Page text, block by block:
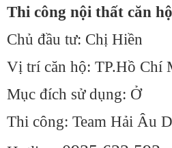
Thi công nội thất căn hộ
Chủ đầu tư: Chị Hiền
Vị trí căn hộ: TP.Hồ Chí
Mục đích sử dụng: Ở
Thi công: Team Hải Âu